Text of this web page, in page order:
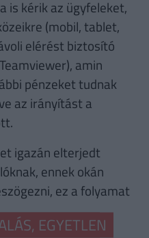
is kérik az ügyfeleket,
(mobil, tablet,
elérést biztosító
amin
pénzeket tudnak
az irányítást a
igazán elterjedt
ennek okán
ez a folyamat
EGYETLEN